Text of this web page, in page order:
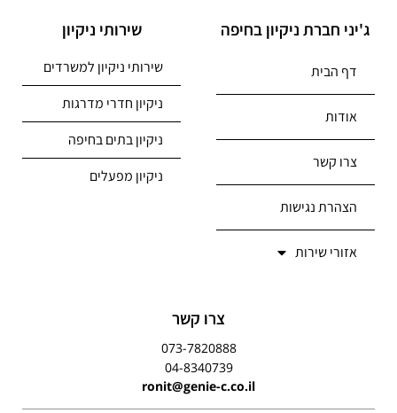
ג'יני חברת ניקיון בחיפה
דף הבית
אודות
צרו קשר
הצהרת נגישות
אזורי שירות
שירותי ניקיון
שירותי ניקיון למשרדים
ניקיון חדרי מדרגות
ניקיון בתים בחיפה
ניקיון מפעלים
צרו קשר
073-7820888
04-8340739
ronit@genie-c.co.il